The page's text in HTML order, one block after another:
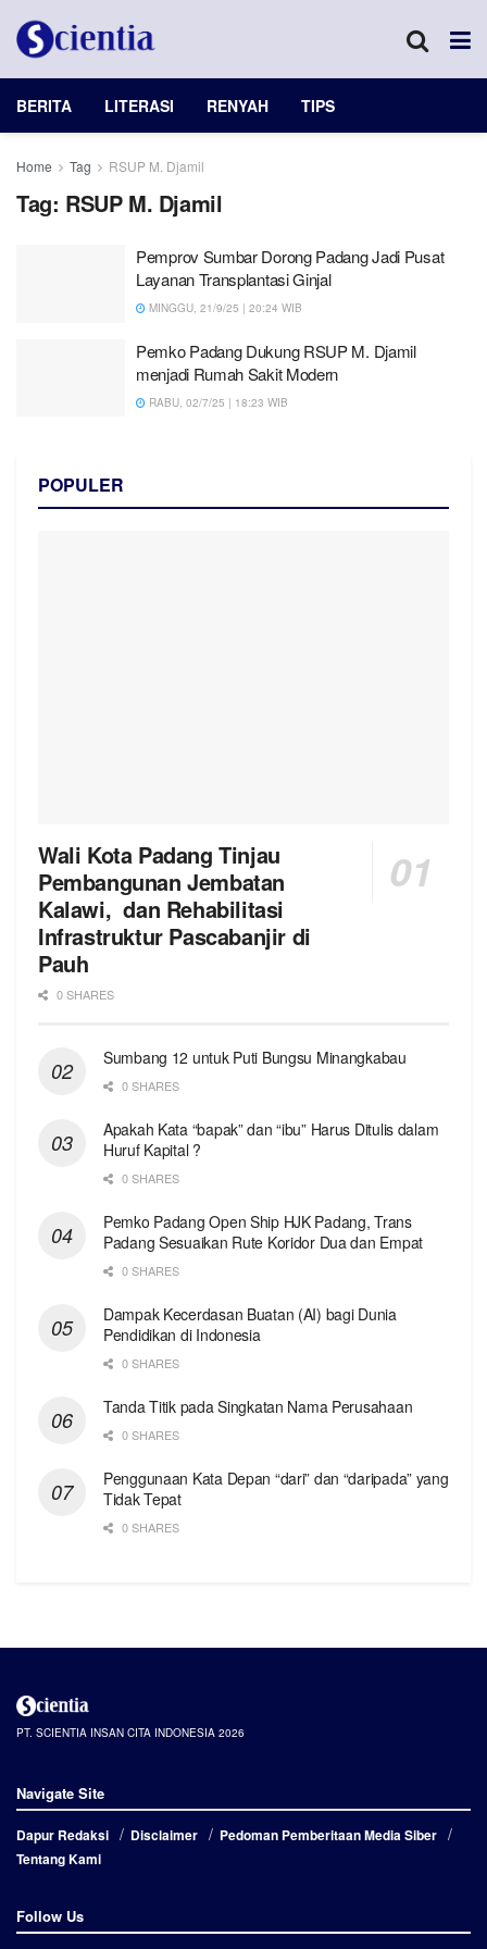
BERITA LITERASI RENYAH TIPS
Home Tag RSUP M. Djamil
Tag: RSUP M. Djamil
Pemprov Sumbar Dorong Padang Jadi Pusat
Layanan Transplantasi Ginjal
MINGGU, 21/9/25 | 20:24 WIB
Pemko Padang Dukung RSUP M. Djamil
menjadi Rumah Sakit Modern
RABU, 02/7/25 | 18:23 WIB
POPULER
Wali Kota Padang Tinjau
Pembangunan Jembatan
Kalawi, dan Rehabilitasi
Infrastruktur Pascabanjir di
Pauh
0 SHARES
Sumbang 12 untuk Puti Bungsu Minangkabau
0 SHARES
Apakah Kata “bapak” dan “ibu” Harus Ditulis dalam
Huruf Kapital ?
0 SHARES
Pemko Padang Open Ship HJK Padang, Trans
Padang Sesuaikan Rute Koridor Dua dan Empat
0 SHARES
Dampak Kecerdasan Buatan (AI) bagi Dunia
Pendidikan di Indonesia
0 SHARES
Tanda Titik pada Singkatan Nama Perusahaan
0 SHARES
Penggunaan Kata Depan “dari” dan “daripada” yang
Tidak Tepat
0 SHARES
PT. SCIENTIA INSAN CITA INDONESIA 2026
Navigate Site
Dapur Redaksi Disclaimer
Pedoman Pemberitaan Media Siber
Tentang Kami
Follow Us